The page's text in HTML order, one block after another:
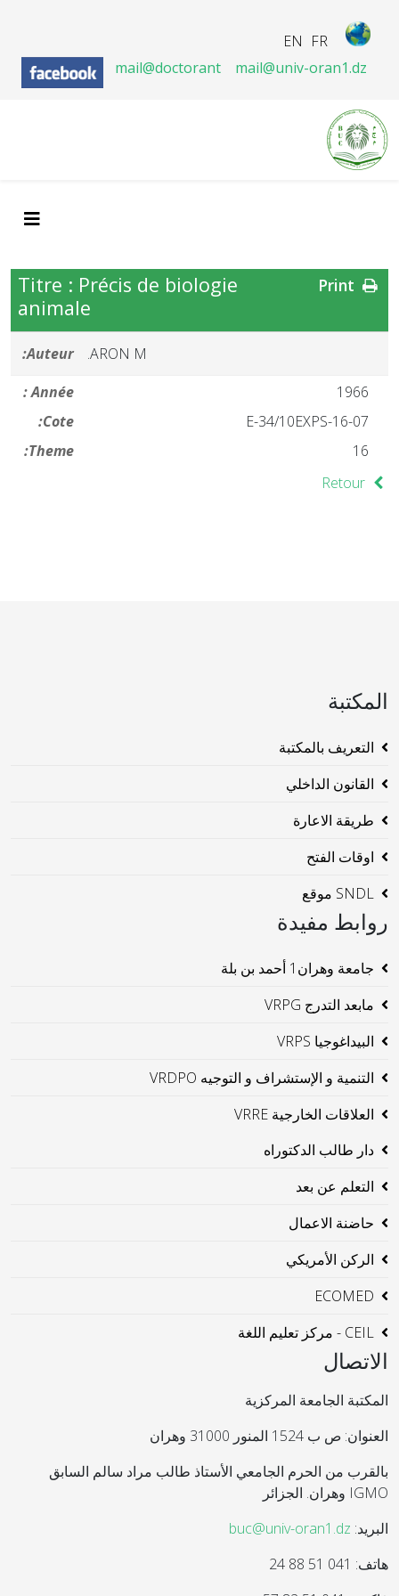
FR
EN
mail@doctorant
mail@univ-oran1.dz
Titre : Précis de biologie
animale
Auteur:
ARON M.
Année :
1966
Cote:
16-07-E-34/10EXPS
Theme:
16
Retour
المكتبة
التعريف بالمكتبة
القانون الداخلي
طريقة الاعارة
اوقات الفتح
SNDL موقع
روابط مفيدة
جامعة وهران1 أحمد بن بلة
مابعد التدرج VRPG
البيداغوجيا VRPS
التنمية و الإستشراف و التوجيه VRDPO
العلاقات الخارجية VRRE
دار طالب الدكتوراه
التعلم عن بعد
حاضنة الاعمال
الركن الأمريكي
ECOMED
CEIL - مركز تعليم اللغة
الاتصال
المكتبة الجامعة المركزية
العنوان: ص ب 1524 المنور 31000 وهران
بالقرب من الحرم الجامعي الأستاذ طالب مراد سالم السابق
IGMO وهران. الجزائر
البريد: buc@univ-oran1.dz
هاتف: 041 51 88 24